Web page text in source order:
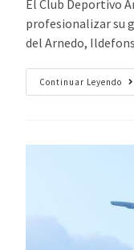
El Club Deportivo
profesionalizar su
del Arnedo,
Continuar Leyendo